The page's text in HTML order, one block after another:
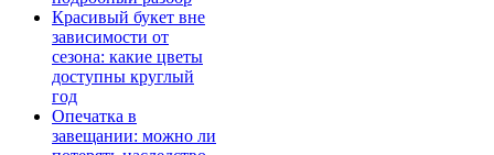
Красивый букет вне
зависимости от
сезона: какие цветы
доступны круглый
год
Опечатка в
завещании: можно ли